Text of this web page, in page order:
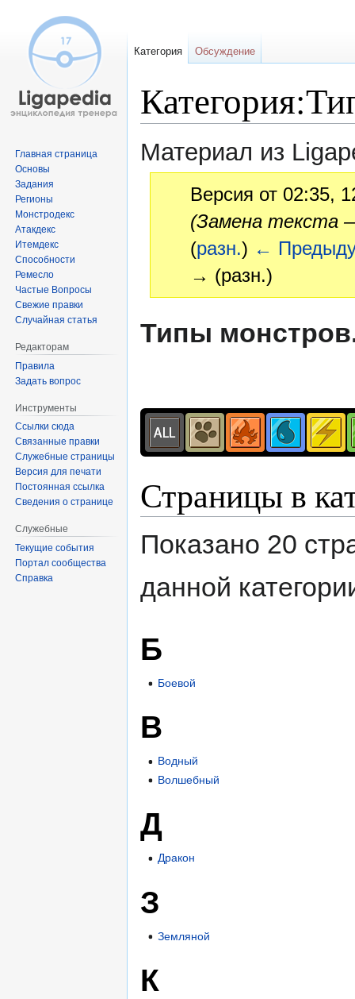
Материал из
Версия от 02:35,
(Замена текста
(разн.) ←
→ (разн.)
Типы
Страницы в
Показано 20
данной
Б
Боевой
В
Водный
Волшебный
Д
Дракон
З
Земляной
К
Категория Обсуждение
Главная страница
Основы
Задания
Регионы
Монстродекс
Атакдекс
Итемдекс
Способности
Ремесло
Частые Вопросы
Свежие правки
Случайная статья
Редакторам
Правила
Задать вопрос
Инструменты
Ссылки сюда
Связанные правки
Служебные страницы
Версия для печати
Постоянная ссылка
Сведения о странице
Служебные
Текущие события
Портал сообщества
Справка